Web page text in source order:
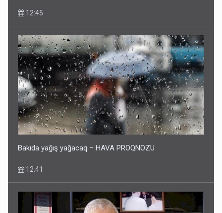
12:45
Bakıda yağış yağacaq – HAVA PROQNOZU
12:41